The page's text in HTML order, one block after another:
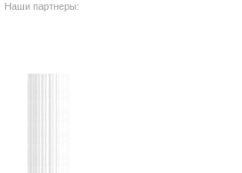
Наши партнеры: